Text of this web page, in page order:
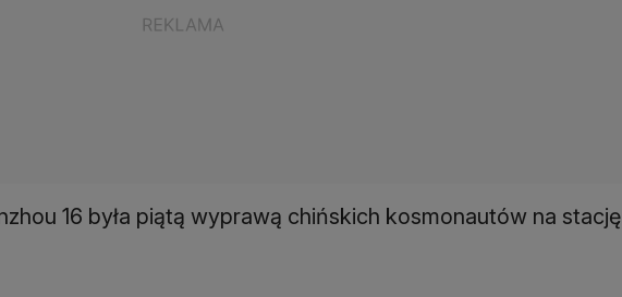
16 była piątą wyprawą chińskich kosmonautów na stację